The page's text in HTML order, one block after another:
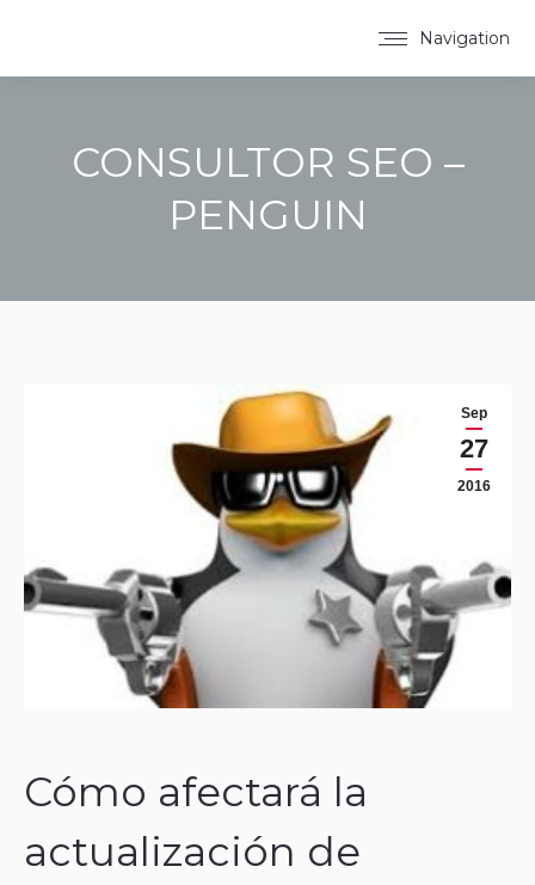
Navigation
CONSULTOR SEO –
PENGUIN
Sep
27
2016
Cómo afectará la
actualización de